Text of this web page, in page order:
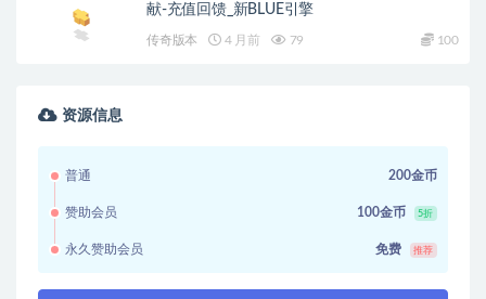
献-充值回馈_新BLUE引擎
传奇版本 4 月前 79 100
资源信息
普通 200金币
赞助会员 100金币 5折
永久赞助会员 免费 推荐